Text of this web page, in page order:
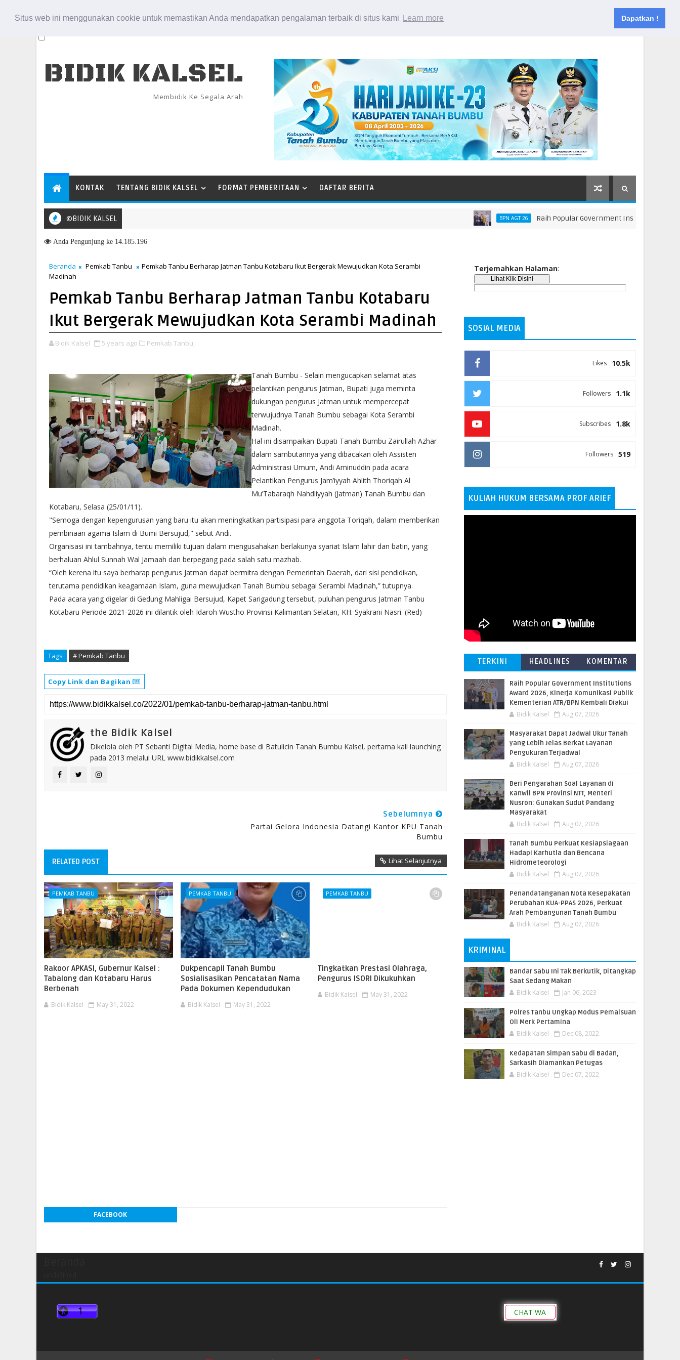
Situs web ini menggunakan cookie untuk memastikan Anda mendapatkan pengalaman terbaik di situs kami Learn more Dapatkan !
Kontak
BIDIK KALSEL
Membidik Ke Segala Arah
KONTAK TENTANG BIDIK KALSEL FORMAT PEMBERITAAN DAFTAR BERITA
©BIDIK KALSEL BPN AGT 26 Raih Popular Government Institutions Award
Anda Pengunjung ke 14.185.196
Beranda Pemkab Tanbu
Pemkab Tanbu Berharap Jatman Tanbu Kotabaru Ikut Bergerak Mewujudkan Kota Serambi
Madinah
Pemkab Tanbu Berharap Jatman Tanbu Kotabaru
Ikut Bergerak Mewujudkan Kota Serambi Madinah
Bidik Kalsel 5 years ago Pemkab Tanbu,
Tanah Bumbu - Selain mengucapkan selamat atas
pelantikan pengurus Jatman, Bupati juga meminta
dukungan pengurus Jatman untuk mempercepat
terwujudnya Tanah Bumbu sebagai Kota Serambi
Madinah.
Hal ini disampaikan Bupati Tanah Bumbu Zairullah Azhar
dalam sambutannya yang dibacakan oleh Assisten
Administrasi Umum, Andi Aminuddin pada acara
Pelantikan Pengurus Jam’iyyah Ahlith Thoriqah Al
Mu’Tabaraqh Nahdliyyah (Jatman) Tanah Bumbu dan
Kotabaru, Selasa (25/01/11).
"Semoga dengan kepengurusan yang baru itu akan meningkatkan partisipasi para anggota Toriqah, dalam memberikan
pembinaan agama Islam di Bumi Bersujud," sebut Andi.
Organisasi ini tambahnya, tentu memiliki tujuan dalam mengusahakan berlakunya syariat Islam lahir dan batin, yang
berhaluan Ahlul Sunnah Wal Jamaah dan berpegang pada salah satu mazhab.
“Oleh kerena itu saya berharap pengurus Jatman dapat bermitra dengan Pemerintah Daerah, dari sisi pendidikan,
terutama pendidikan keagamaan Islam, guna mewujudkan Tanah Bumbu sebagai Serambi Madinah,” tutupnya.
Pada acara yang digelar di Gedung Mahligai Bersujud, Kapet Sarigadung tersebut, puluhan pengurus Jatman Tanbu
Kotabaru Periode 2021-2026 ini dilantik oleh Idaroh Wustho Provinsi Kalimantan Selatan, KH. Syakrani Nasri. (Red)
Tags # Pemkab Tanbu
Copy Link dan Bagikan
the Bidik Kalsel
Dikelola oleh PT Sebanti Digital Media, home base di Batulicin Tanah Bumbu Kalsel, pertama kali launching
pada 2013 melalui URL www.bidikkalsel.com
Sebelumnya
Partai Gelora Indonesia Datangi Kantor KPU Tanah
Bumbu
RELATED POST Lihat Selanjutnya
PEMKAB TANBU
Rakoor APKASI, Gubernur Kalsel :
Tabalong dan Kotabaru Harus
Berbenah
Bidik Kalsel May 31, 2022
PEMKAB TANBU
Dukpencapil Tanah Bumbu
Sosialisasikan Pencatatan Nama
Pada Dokumen Kependudukan
Bidik Kalsel May 31, 2022
PEMKAB TANBU
Tingkatkan Prestasi Olahraga,
Pengurus ISORI Dikukuhkan
Bidik Kalsel May 31, 2022
FACEBOOK
Terjemahkan Halaman:
SOSIAL MEDIA
10.5k
Likes
1.1k
Followers
1.8k
Subscribes
519
Followers
KULIAH HUKUM BERSAMA PROF ARIEF
TERKINI HEADLINES KOMENTAR
Raih Popular Government Institutions
Award 2026, Kinerja Komunikasi Publik
Kementerian ATR/BPN Kembali Diakui
Bidik Kalsel Aug 07, 2026
Masyarakat Dapat Jadwal Ukur Tanah
yang Lebih Jelas Berkat Layanan
Pengukuran Terjadwal
Bidik Kalsel Aug 07, 2026
Beri Pengarahan Soal Layanan di
Kanwil BPN Provinsi NTT, Menteri
Nusron: Gunakan Sudut Pandang
Masyarakat
Bidik Kalsel Aug 07, 2026
Tanah Bumbu Perkuat Kesiapsiagaan
Hadapi Karhutla dan Bencana
Hidrometeorologi
Bidik Kalsel Aug 07, 2026
Penandatanganan Nota Kesepakatan
Perubahan KUA-PPAS 2026, Perkuat
Arah Pembangunan Tanah Bumbu
Bidik Kalsel Aug 07, 2026
KRIMINAL
Bandar Sabu Ini Tak Berkutik, Ditangkap
Saat Sedang Makan
Bidik Kalsel Jan 06, 2023
Polres Tanbu Ungkap Modus Pemalsuan
Oli Merk Pertamina
Bidik Kalsel Dec 08, 2022
Kedapatan Simpan Sabu di Badan,
Sarkasih Diamankan Petugas
Bidik Kalsel Dec 07, 2022
CHAT WA